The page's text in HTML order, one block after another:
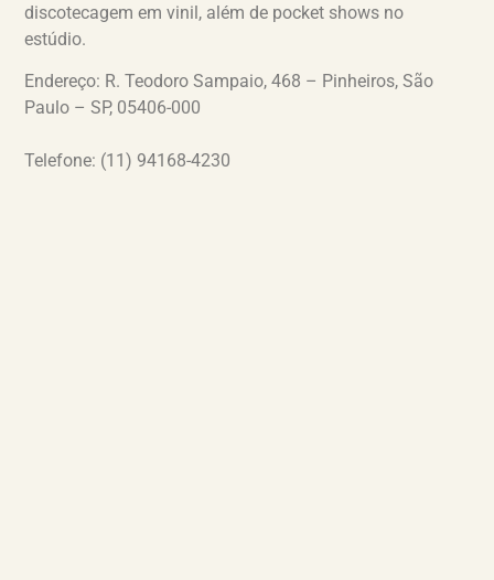
discotecagem em vinil, além de pocket shows no
estúdio.
Endereço: R. Teodoro Sampaio, 468 – Pinheiros, São
Paulo – SP, 05406-000
Telefone: (11) 94168-4230